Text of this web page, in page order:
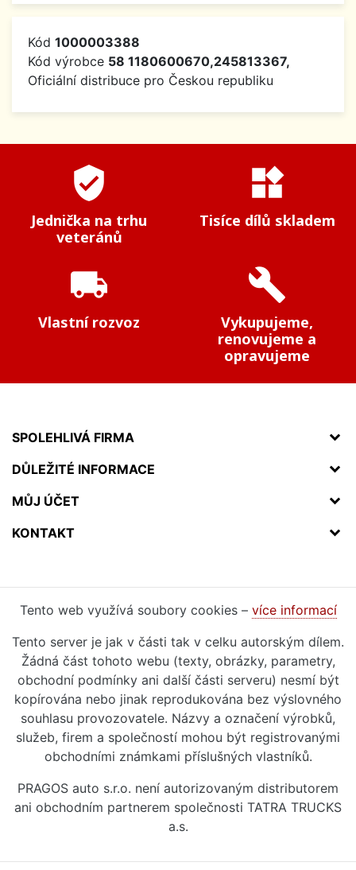
Kód 1000003388
Kód výrobce 58 1180600670,245813367,
Oficiální distribuce pro Českou republiku
verified_user
Jednička na trhu
veteránů
widgets
Tisíce dílů skladem
local_shipping
Vlastní rozvoz
build
Vykupujeme,
renovujeme a
opravujeme
SPOLEHLIVÁ FIRMA
DŮLEŽITÉ INFORMACE
MŮJ ÚČET
KONTAKT
Tento web využívá soubory cookies – více informací
Tento server je jak v části tak v celku autorským dílem.
Žádná část tohoto webu (texty, obrázky, parametry,
obchodní podmínky ani další části serveru) nesmí být
kopírována nebo jinak reprodukována bez výslovného
souhlasu provozovatele. Názvy a označení výrobků,
služeb, firem a společností mohou být registrovanými
obchodními známkami příslušných vlastníků.
PRAGOS auto s.r.o. není autorizovaným distributorem
ani obchodním partnerem společnosti TATRA TRUCKS
a.s.